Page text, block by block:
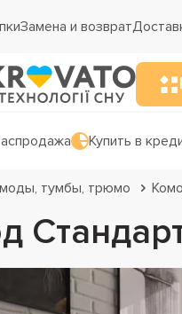
Замена и возврат
Купить в
тумбы, трюмо